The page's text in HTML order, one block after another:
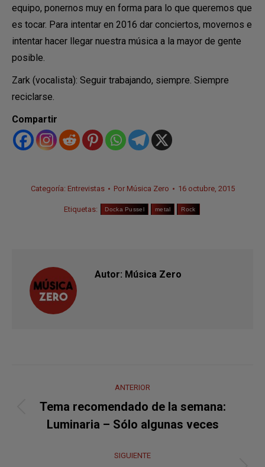
equipo, ponernos muy en forma para lo que queremos que
es tocar. Para intentar en 2016 dar conciertos, movernos e
intentar hacer llegar nuestra música a la mayor de gente
posible.
Zark (vocalista): Seguir trabajando, siempre. Siempre
reciclarse.
Compartir
Categoría: Entrevistas Por Música Zero 16 octubre, 2015
Etiquetas: Docka Pussel metal Rock
Autor: Música Zero
entre
publicaciones
ANTERIOR
Publicación
anterior:
Tema recomendado de la semana:
Luminaria – Sólo algunas veces
SIGUIENTE